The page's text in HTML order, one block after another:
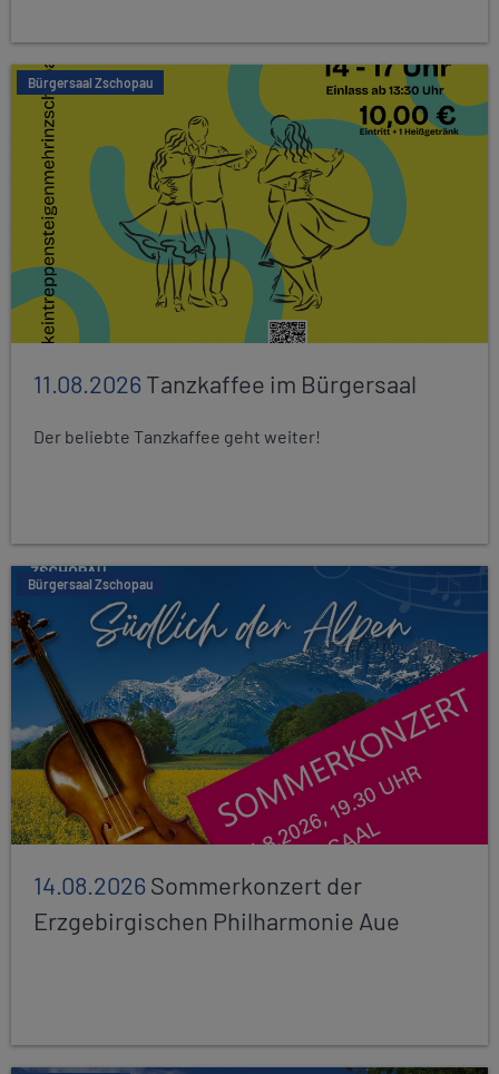
Bürgersaal Zschopau
11.08.2026Tanzkaffee im Bürgersaal
Der beliebte Tanzkaffee geht weiter!
Bürgersaal Zschopau
14.08.2026Sommerkonzert der
Erzgebirgischen Philharmonie Aue